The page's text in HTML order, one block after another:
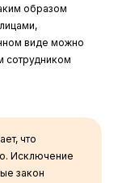
образом
виде можно
сотрудником
что
Исключение
закон